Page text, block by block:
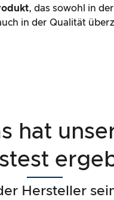
, das sowohl in der
in der Qualität
hat
Hersteller